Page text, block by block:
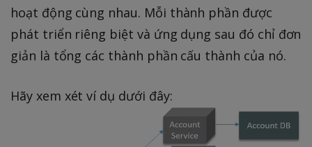
hoạt động cùng nhau. Mỗi thành phần được
phát triển riêng biệt và ứng dụng sau đó chỉ đơn
giản là tổng các thành phần cấu thành của nó.
Hãy xem xét ví dụ dưới đây: